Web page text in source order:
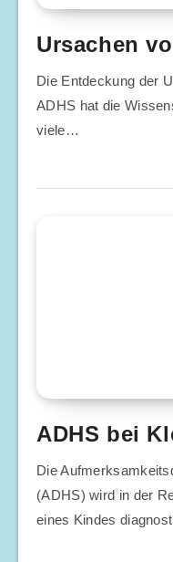
Ursachen
Die Entdeckung der
ADHS hat die
viele…
ADHS bei
Die
(ADHS) wird in der
eines Kindes